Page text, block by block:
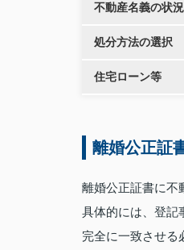
不動産名義の状況
処分方法の選択
住宅ローン等
離婚公正証
離婚公正証書に不
具体的には、登記
完全に一致させる